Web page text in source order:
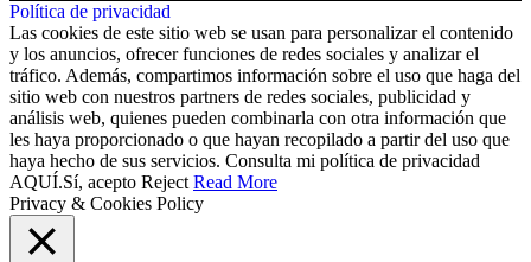
Política de privacidad
Las cookies de este sitio web se usan para personalizar el contenido
y los anuncios, ofrecer funciones de redes sociales y analizar el
tráfico. Además, compartimos información sobre el uso que haga del
sitio web con nuestros partners de redes sociales, publicidad y
análisis web, quienes pueden combinarla con otra información que
les haya proporcionado o que hayan recopilado a partir del uso que
haya hecho de sus servicios. Consulta mi política de privacidad
AQUÍ.Sí, acepto Reject Read More
Privacy & Cookies Policy